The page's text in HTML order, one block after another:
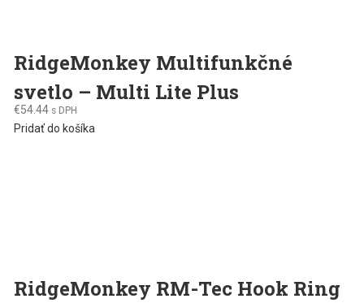
chosen
on
product
RidgeMonkey Multifunkčné
svetlo – Multi Lite Plus
€54.44 s DPH
Pridať do košíka
RidgeMonkey RM-Tec Hook Ring